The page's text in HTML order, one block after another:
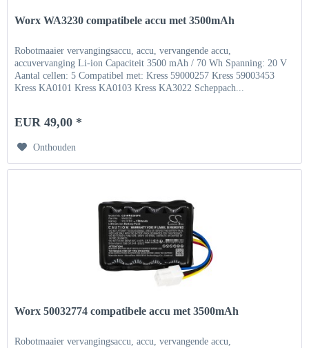
Worx WA3230 compatibele accu met 3500mAh
Robotmaaier vervangingsaccu, accu, vervangende accu,
accuvervanging Li-ion Capaciteit 3500 mAh / 70 Wh Spanning: 20 V
Aantal cellen: 5 Compatibel met: Kress 59000257 Kress 59003453
Kress KA0101 Kress KA0103 Kress KA3022 Scheppach...
EUR 49,00 *
Onthouden
Worx 50032774 compatibele accu met 3500mAh
Robotmaaier vervangingsaccu, accu, vervangende accu,